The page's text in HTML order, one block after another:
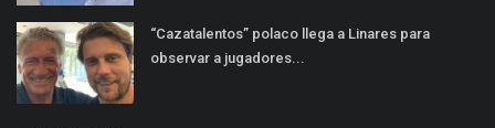
“Cazatalentos” polaco llega a Linares para
observar a jugadores...